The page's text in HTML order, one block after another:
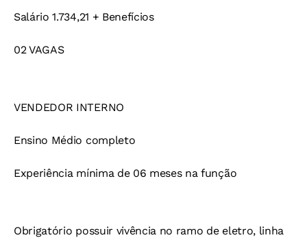
Salário 1.734,21 + Benefícios
02 VAGAS
VENDEDOR INTERNO
Ensino Médio completo
Experiência mínima de 06 meses na função
Obrigatório possuir vivência no ramo de eletro, linha